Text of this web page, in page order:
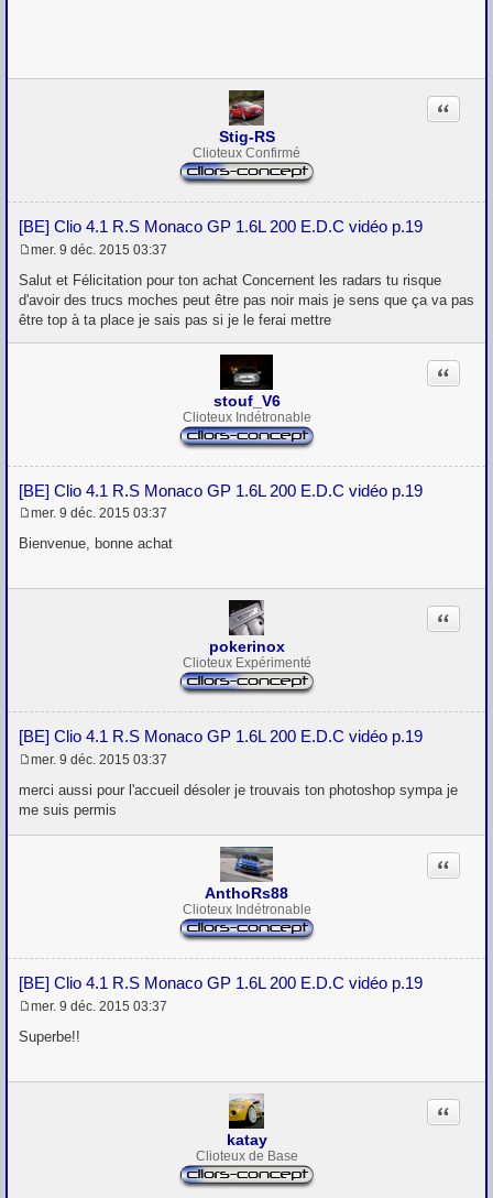
Stig-RS
Clioteux Confirmé
[BE] Clio 4.1 R.S Monaco GP 1.6L 200 E.D.C vidéo p.19
Citation
e
s
a
mer. 9 déc. 2015 03:37
Salut et Félicitation pour ton achat Concernent les radars tu risque
d'avoir des trucs moches peut être pas noir mais je sens que ça va pas
être top à ta place je sais pas si je le ferai mettre
stouf_V6
Clioteux Indétronable
[BE] Clio 4.1 R.S Monaco GP 1.6L 200 E.D.C vidéo p.19
Citation
e
a
mer. 9 déc. 2015 03:37
Bienvenue, bonne achat
pokerinox
Clioteux Expérimenté
[BE] Clio 4.1 R.S Monaco GP 1.6L 200 E.D.C vidéo p.19
Citation
e
s
a
mer. 9 déc. 2015 03:37
merci aussi pour l'accueil désoler je trouvais ton photoshop sympa je
me suis permis
AnthoRs88
Clioteux Indétronable
[BE] Clio 4.1 R.S Monaco GP 1.6L 200 E.D.C vidéo p.19
Citation
e
s
a
mer. 9 déc. 2015 03:37
Superbe!!
katay
Clioteux de Base
Citation